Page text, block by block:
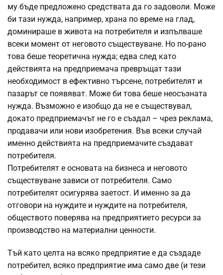
му бъде предложено средствата да го задоволи. Може
би тази нужда, например, храна по време на глад,
доминираше в живота на потребителя и изпълваше
всеки момент от неговото съществуване. Но по-рано
това беше теоретична нужда; едва след като
действията на предприемача превръщат тази
необходимост в ефективно търсене, потребителят и
пазарът се появяват. Може би това беше неосъзната
нужда. Възможно е изобщо да не е съществувал,
докато предприемачът не го е създал – чрез реклама,
продавачи или нови изобретения. Във всеки случай
именно действията на предприемачите създават
потребителя.
Потребителят е основата на бизнеса и неговото
съществуване зависи от потребителя. Само
потребителят осигурява заетост. И именно за да
отговори на нуждите и нуждите на потребителя,
обществото поверява на предприятието ресурси за
производство на материални ценности.
Тъй като целта на всяко предприятие е да създаде
потребител, всяко предприятие има само две (и тези